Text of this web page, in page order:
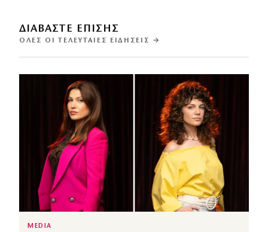
ΔΙΑΒΑΣΤΕ ΕΠΙΣΗΣ
ΌΛΕΣ ΟΙ ΤΕΛΕΥΤΑΊΕΣ ΕΙΔΉΣΕΙΣ →
MEDIA